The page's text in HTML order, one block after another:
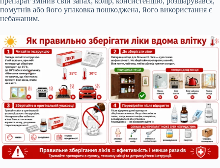
помутнів або його упаковка пошкоджена, його використання є
небажаним.